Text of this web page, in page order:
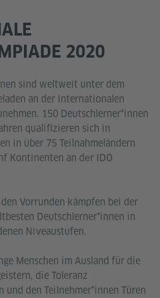
2020
sind weltweit unter dem
an der Internationalen
150 Deutschlerner*innen
qualifizieren sich in
in über 75 Teilnahmeländern
Kontinenten an dеr IDO
Vorrunden kämpfen bei der
Deutschlerner*innen in
Niveaustufen.
Menschen im Ausland für die
die Toleranz
und den Teilnehmer*innen Türen